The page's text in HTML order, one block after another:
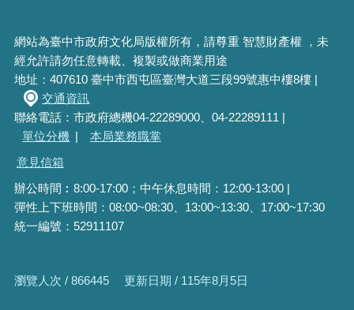
網站為臺中市政府文化局版權所有，請尊重 智慧財產權 ，未
經允許請勿任意轉載、複製或做商業用途
地址：407610 臺中市西屯區臺灣大道三段99號惠中樓8樓 |
交通資訊
聯絡電話：市政府總機04-22289000、04-22289111 |
單位分機 |
本局業務職掌
意見信箱
辦公時間︰8:00-17:00；中午休息時間：12:00-13:00 |
彈性上下班時間：08:00~08:30、13:00~13:30、17:00~17:30
統一編號：52911107
瀏覽人次 / 866445 更新日期 / 115年8月5日